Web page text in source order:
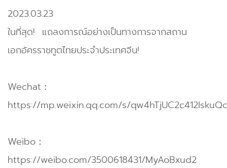
2023.03.23
ในที่สุด! แถลงการณ์อย่างเป็นทางการจากสถาน
เอกอัครราชทูตไทยประจำประเทศจีน!
Wechat：
https://mp.weixin.qq.com/s/
Weibo：
https://weibo.com/3500618431/MyAoBxud2